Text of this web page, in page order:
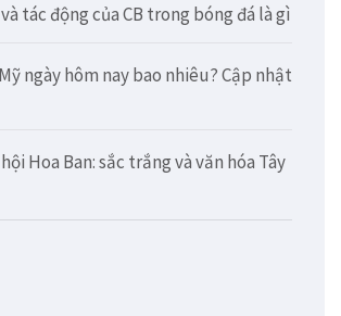
tác động của CB trong bóng đá là gì
ngày hôm nay bao nhiêu? Cập nhật
Hoa Ban: sắc trắng và văn hóa Tây